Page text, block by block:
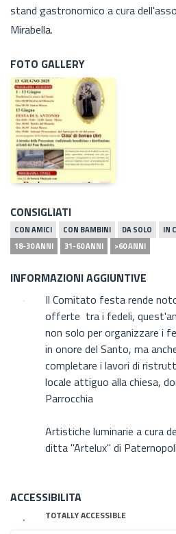
stand gastronomico a cura
Mirabella.
FOTO GALLERY
CONSIGLIATI
CON AMICI CON BAMBINI DA SOLO IN
18-30 ANNI
31-60 ANNI >60 ANNI
INFORMAZIONI AGGIUNTIVE
Il Comitato festa rende
offerte tra i fedeli,
non solo per organizzare i
in onore del Santo, ma
completare i lavori di
locale attiguo alla chiesa,
Parrocchia
Artistiche luminarie a cura
ditta "Artelux" di Paternopoli
ACCESSIBILITA
TOTALLY ACCESSIBLE